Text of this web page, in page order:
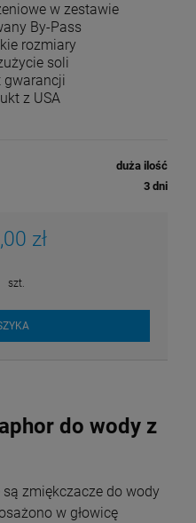
w zestawie
By-Pass
rozmiary
soli
gwarancji
z USA
duża ilość
3 dni
zł
szt.
do wody z
zmiękczacze do wody
w głowicę